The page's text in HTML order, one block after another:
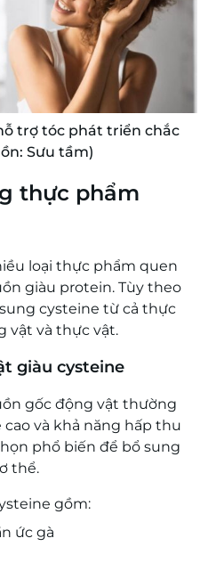
trợ tóc phát triển chắc
Sưu tầm)
thực phẩm
loại thực phẩm quen
giàu protein. Tùy theo
cysteine từ cả thực
vật và thực vật.
giàu cysteine
gốc động vật thường
và khả năng hấp thu
phổ biến để bổ sung
thể.
gồm:
ức gà